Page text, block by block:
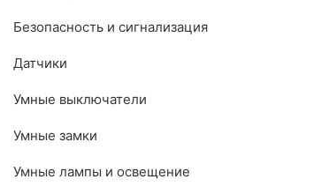
Безопасность и сигнализация
Датчики
Умные выключатели
Умные замки
Умные лампы и освещение